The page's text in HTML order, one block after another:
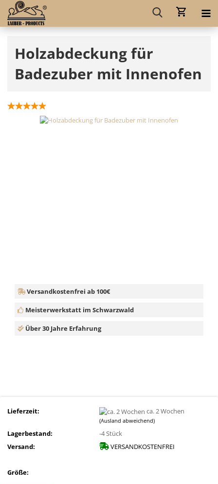
Holzabdeckung für
Badezuber mit Innenofen
Versandkostenfrei ab 100€
Meisterwerkstatt im Schwarzwald
Über 30 Jahre Erfahrung
Lieferzeit: ca. 2 Wochen
(Ausland abweichend)
Lagerbestand: -4Stück
Versand:
VERSANDKOSTENFREI
Größe: